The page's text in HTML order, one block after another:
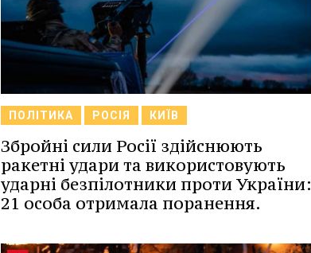
ПОЛІТИКА РОСІЯ КИЇВ
Збройні сили Росії здійснюють
ракетні удари та використовують
ударні безпілотники проти України:
21 особа отримала поранення.